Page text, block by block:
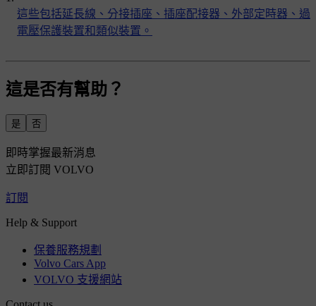
這些包括延長線、分接插座、插座配接器、外部定時器、過
電壓保護裝置和類似裝置。
這是否有幫助？
是 否